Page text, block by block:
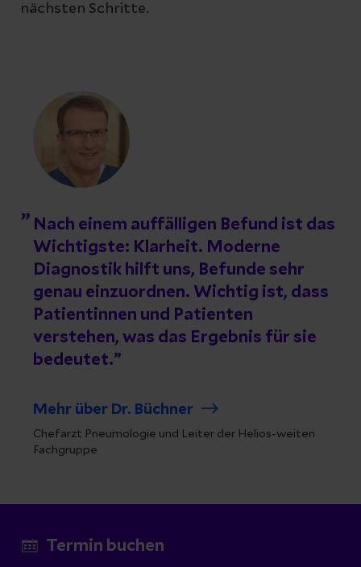
nächsten Schritte.
Chefarzt Pneumologie und Leiter der Helios-weiten
Fachgruppe
Nach einem auffälligen Befund ist das
Wichtigste: Klarheit. Moderne
Diagnostik hilft uns, Befunde sehr
genau einzuordnen. Wichtig ist, dass
Patientinnen und Patienten
verstehen, was das Ergebnis für sie
bedeutet.
Mehr über Dr. Büchner
Termin buchen